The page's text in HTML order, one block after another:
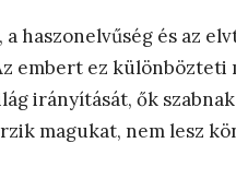
haszonelvűség és az
embert ez
irányítását, ők
magukat, nem lesz